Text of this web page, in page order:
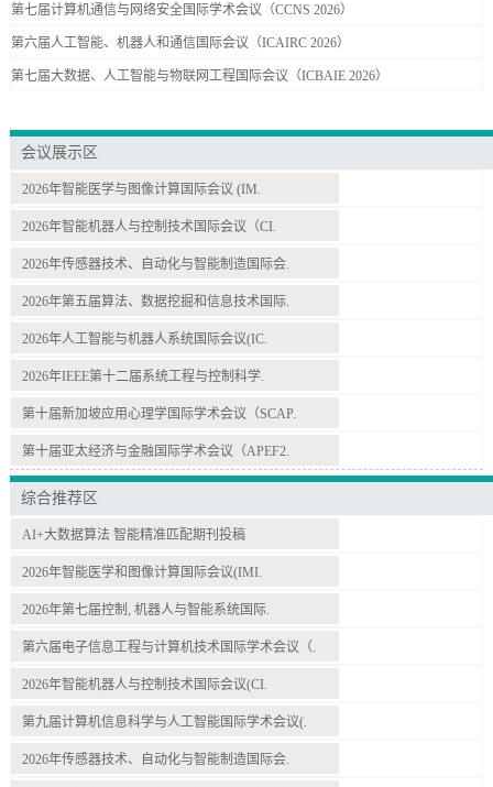
第七届计算机通信与网络安全国际学术会议（CCNS 2026）
第六届人工智能、机器人和通信国际会议（ICAIRC 2026）
第七届大数据、人工智能与物联网工程国际会议（ICBAIE 2026）
会议展示区
2026年智能医学与图像计算国际会议 (IM.
2026年智能机器人与控制技术国际会议（CI.
2026年传感器技术、自动化与智能制造国际会.
2026年第五届算法、数据挖掘和信息技术国际.
2026年人工智能与机器人系统国际会议(IC.
2026年IEEE第十二届系统工程与控制科学.
第十届新加坡应用心理学国际学术会议（SCAP.
第十届亚太经济与金融国际学术会议（APEF2.
综合推荐区
AI+大数据算法 智能精准匹配期刊投稿
2026年智能医学和图像计算国际会议(IMI.
2026年第七届控制, 机器人与智能系统国际.
第六届电子信息工程与计算机技术国际学术会议（.
2026年智能机器人与控制技术国际会议(CI.
第九届计算机信息科学与人工智能国际学术会议(.
2026年传感器技术、自动化与智能制造国际会.